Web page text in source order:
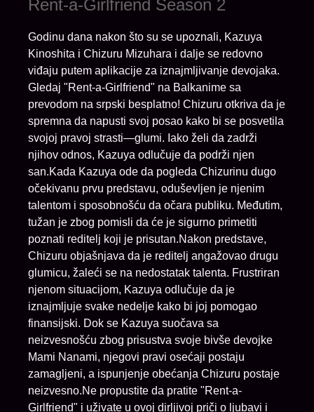
Rent-a-Girlfriend Season 2
Godinu dana nakon što su se upoznali, Kazuya
Kinoshita i Chizuru Mizuhara i dalje se redovno
viđaju putem aplikacije za iznajmljivanje devojaka.
Gledaj "Rent-a-Girlfriend" na Balkanime sa
prevodom na srpski besplatno! Chizuru otkriva da je
spremna da napusti svoj posao kako bi se posvetila
svojoj pravoj strasti—glumi. Iako želi da zadrži
njihov odnos, Kazuya odlučuje da podrži njen
san.Kada Kazuya ode da pogleda Chizurinu dugo
očekivanu prvu predstavu, oduševljen je njenim
talentom i sposobnošću da očara publiku. Međutim,
tužan je zbog pomisli da će je sigurno primetiti
poznati reditelj koji je prisutan.Nakon predstave,
Chizuru objašnjava da je reditelj angažovao drugu
glumicu, žaleći se na nedostatak talenta. Frustriran
njenom situacijom, Kazuya odlučuje da je
iznajmljuje svake nedelje kako bi joj pomogao
finansijski. Dok se Kazuya suočava sa
neizvesnošću zbog prisustva svoje bivše devojke
Mami Nanami, njegovi pravi osećaji postaju
zamagljeni, a ispunjenje obećanja Chizuru postaje
neizvesno.Ne propustite da pratite "Rent-a-
Girlfriend" i uživate u ovoj dirljivoj priči o ljubavi i